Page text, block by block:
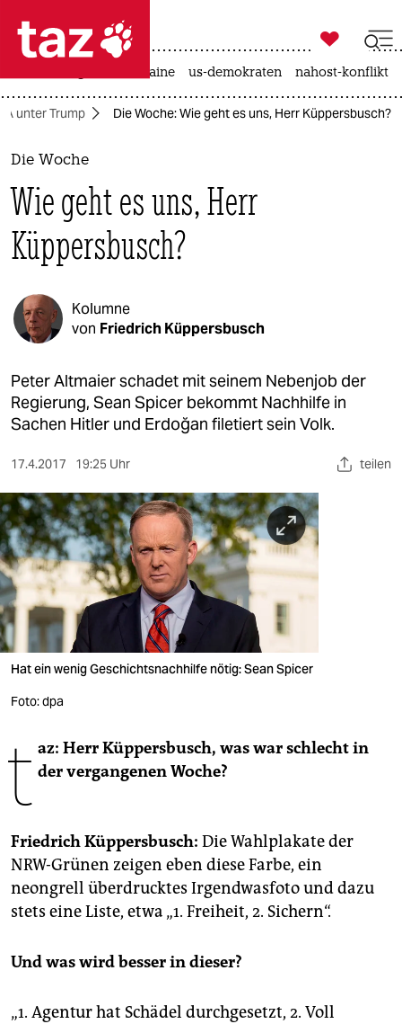
 taz zahl ich
taz zahl ich
themen
politik
öko
kultur
berlin
verlag
verlag
veranstaltungen
shop
fragen & hilfe
unterstützen
genossenschaft
epaper login

taz zahl ich
krieg in der ukraine us-demokraten nahost-konflikt
unter Trump Die Woche: Wie geht es uns, Herr Küppersbusch?
Die Woche
Wie geht es uns, Herr
Küppersbusch?
Kolumne
von Friedrich Küppersbusch
Peter Altmaier schadet mit seinem Nebenjob der
Regierung, Sean Spicer bekommt Nachhilfe in
Sachen Hitler und Erdoğan filetiert sein Volk.
17.4.2017 19:25 Uhr teilen
Hat ein wenig Geschichtsnachhilfe nötig: Sean Spicer
Foto: dpa
t az: Herr Küppersbusch, was war schlecht in
der vergangenen Woche?
Friedrich Küppersbusch: Die Wahlplakate der
NRW-Grünen zeigen eben diese Farbe, ein
neongrell überdrucktes Irgendwasfoto und dazu
stets eine Liste, etwa „1. Freiheit, 2. Sichern“.
Und was wird besser in dieser?
„1. Agentur hat Schädel durchgesetzt, 2. Voll